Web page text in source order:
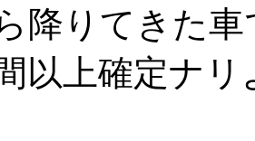
降りてきた
以上確定ナリ